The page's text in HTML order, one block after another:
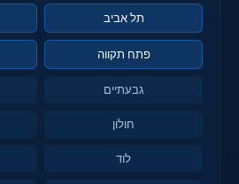
תל אביב
פתח תקווה
גבעתיים
חולון
לוד